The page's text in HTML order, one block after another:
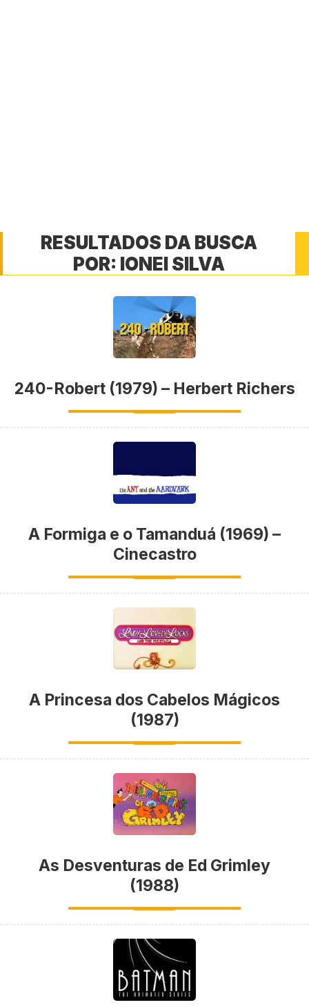
RESULTADOS DA BUSCA
POR: IONEI SILVA
240-Robert (1979) – Herbert Richers
A Formiga e o Tamanduá (1969) –
Cinecastro
A Princesa dos Cabelos Mágicos
(1987)
As Desventuras de Ed Grimley
(1988)